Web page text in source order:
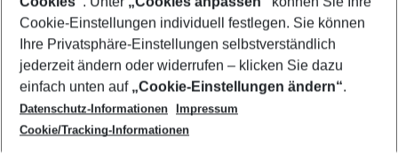
Footer navigation
Über uns
AGB
Cookie-Einstellungen ändern
Cookie-Richtlinie
Datenschutz
Service & Hilfe
Barrierefreies Reisen
Check-in
Folgen Sie uns
Cookie-Einstellungen individuell festlegen. Sie können
Ihre Privatsphäre-Einstellungen selbstverständlich
jederzeit ändern oder widerrufen – klicken Sie dazu
einfach unten auf „Cookie-Einstellungen ändern“.
Datenschutz-Informationen
Impressum
Cookie/Tracking-Informationen